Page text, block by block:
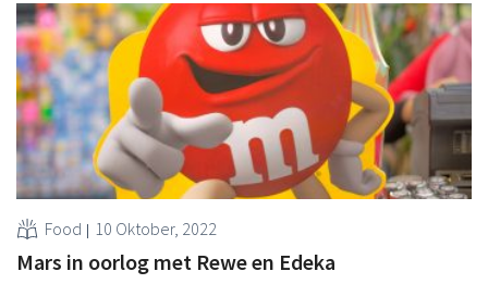
Food 10 Oktober, 2022
Mars in oorlog met Rewe en Edeka